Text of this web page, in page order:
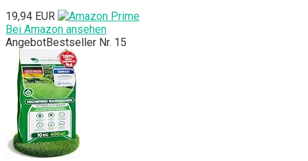
19,94 EUR
Bei Amazon ansehen
AngebotBestseller Nr. 15